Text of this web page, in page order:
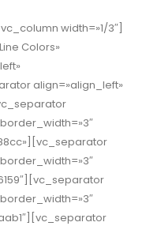
width=»1/3″]
Colors»
align=»align_left»